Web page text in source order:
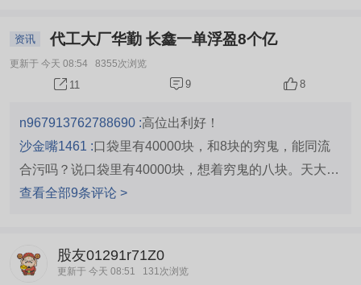
资讯 代工大厂华勤 长鑫一单浮盈8个亿
更新于 今天 08:54 8355次浏览
11 9 8
n967913762788690 :高位出利好！
沙金嘴1461 : 口袋里有40000块，和8块的穷鬼，能同流
合污吗？说口袋里有40000块，想着穷鬼的八块。天大的
笑话
查看全部9条评论 >
股友01291r71Z0
更新于 今天 08:51 131次浏览